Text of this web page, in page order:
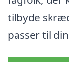
tilbyde
passer til